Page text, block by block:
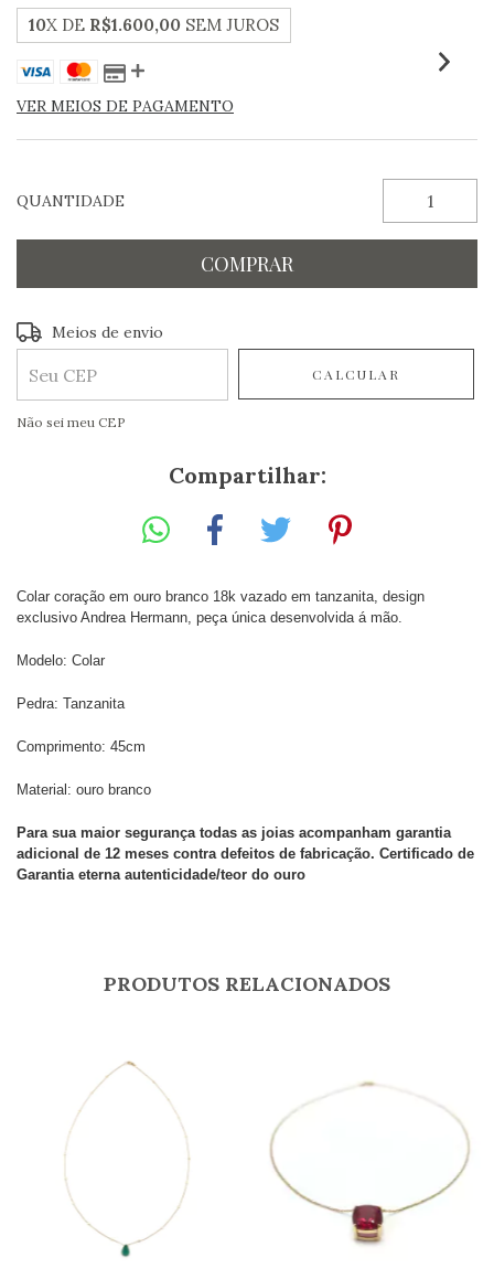
10X DE R$1.600,00 SEM JUROS
VER MEIOS DE PAGAMENTO
QUANTIDADE
Entregas para o CEP:
Meios de envio
CALCULAR
Não sei meu CEP
Compartilhar:
Colar coração em ouro branco 18k vazado em tanzanita, design
exclusivo Andrea Hermann, peça única desenvolvida á mão.
Modelo: Colar
Pedra: Tanzanita
Comprimento: 45cm
Material: ouro branco
Para sua maior segurança todas as joias acompanham garantia
adicional de 12 meses contra defeitos de fabricação. Certificado de
Garantia eterna autenticidade/teor do ouro
PRODUTOS RELACIONADOS